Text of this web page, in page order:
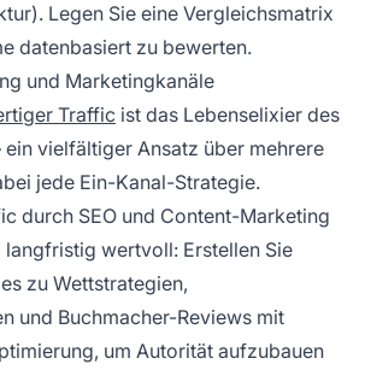
Legen Sie eine Vergleichsmatrix
datenbasiert zu bewerten.
und Marketingkanäle
Traffic ist das Lebenselixier des
vielfältiger Ansatz über mehrere
jede Ein-Kanal-Strategie.
durch SEO und Content-Marketing
langfristig wertvoll: Erstellen Sie
zu Wettstrategien,
und Buchmacher-Reviews mit
um Autorität aufzubauen